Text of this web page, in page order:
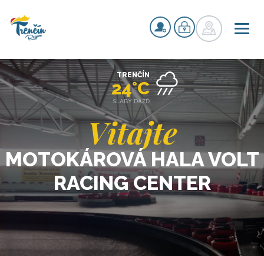
Vitajte
MOTOKÁROVÁ HALA VOLT
RACING CENTER
TRENČÍN
24°C
SLABÝ DÁŽĎ